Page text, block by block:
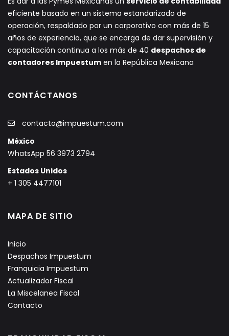
eficiente basado en un sistema estandarizado de
operación, respaldado por un corporativo con más de 15
años de experiencia, que se encarga de dar supervisión y
capacitación continua a los más de 40 despachos de
contadores Impuestum en la República Mexicana
CONTÁCTANOS
contacto@impuestum.com
México
WhatsApp 56 3973 2794
Estados Unidos
+ 1 305 4477101
MAPA DE SITIO
Inicio
Despachos Impuestum
Franquicia Impuestum
Actualizador Fiscal
La Miscelanea Fiscal
Contacto